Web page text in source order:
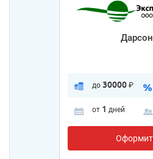
Дарсон
до 30000 ₽
от 1 дней